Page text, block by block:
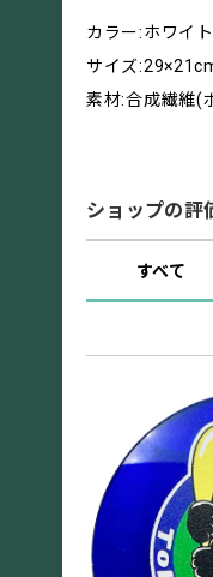
カラー:ホワイ
サイズ
素材:合成繊維(
ショップの評
すべて